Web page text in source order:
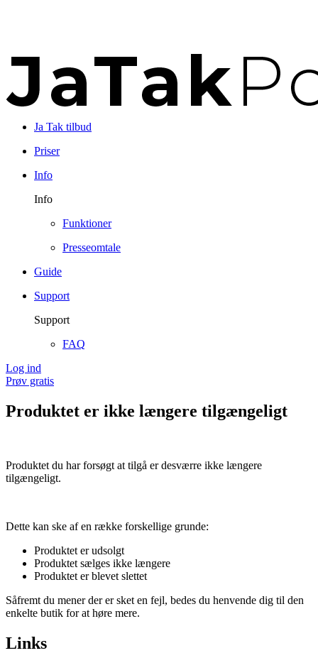
Ja Tak tilbud
Priser
Info
Info
Funktioner
Presseomtale
Guide
Support
Support
FAQ
Log ind
Prøv gratis
Produktet er ikke længere tilgængeligt
Produktet du har forsøgt at tilgå er desværre ikke længere
tilgængeligt.
Dette kan ske af en række forskellige grunde:
Produktet er udsolgt
Produktet sælges ikke længere
Produktet er blevet slettet
Såfremt du mener der er sket en fejl, bedes du henvende dig til den
enkelte butik for at høre mere.
Links